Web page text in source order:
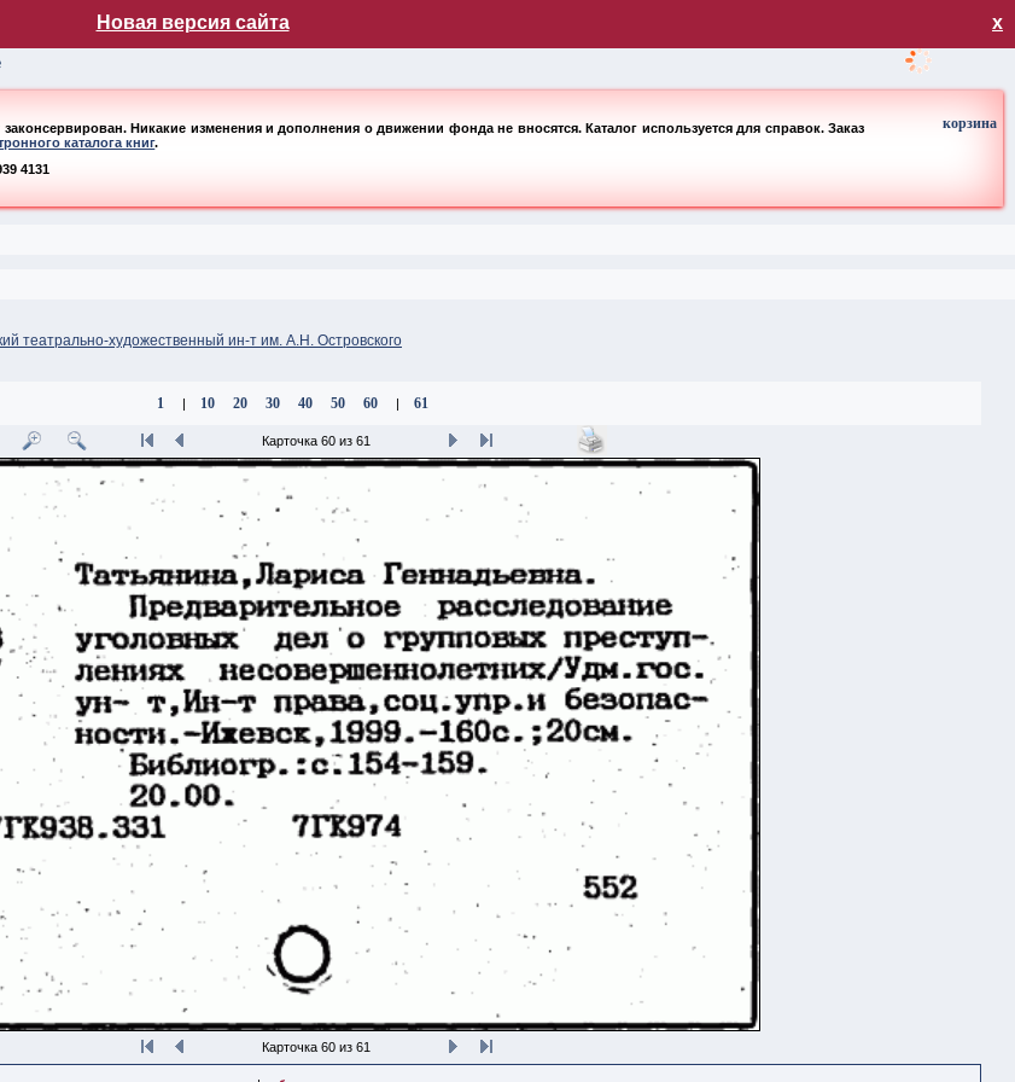
Новая версия сайта х
законсервирован. Никакие изменения и дополнения о движении фонда не вносятся. Каталог используется для справок. Заказ
каталога книг.
4131
корзина
театрально-художественный ин-т им. А.Н. Островского
1 | 10 20 30 40 50 60 | 61
Карточка 60 из 61
Карточка 60 из 61